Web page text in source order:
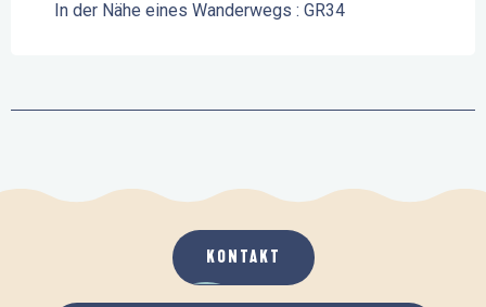
In der Nähe eines Wanderwegs : GR34
KONTAKT